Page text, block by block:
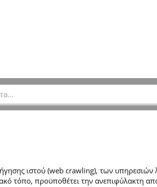
ιστού (web crawling), των
τόπο, προϋποθέτει την ανεπιφύλακτη